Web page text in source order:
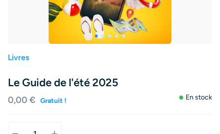
Livres
Le Guide de l'été 2025
0,00 € Gratuit ! En stock